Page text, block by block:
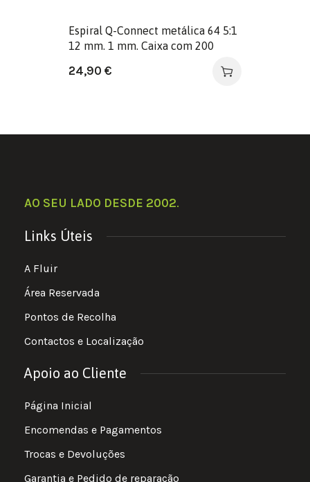
Espiral Q-Connect metálica 64 5:1
12 mm. 1 mm. Caixa com 200
24,90 €
AO SEU LADO DESDE 2002.
Links Úteis
A Fluir
Área Reservada
Pontos de Recolha
Contactos e Localização
Apoio ao Cliente
Página Inicial
Encomendas e Pagamentos
Trocas e Devoluções
Garantia e Pedido de reparação